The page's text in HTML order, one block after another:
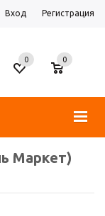
Вход Регистрация
0
0
Маркет)